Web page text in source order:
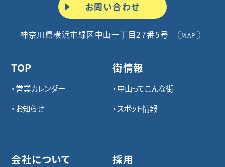
お問い合わせ
神奈川県横浜市緑区中山一丁目27番5号 MAP
TOP
営業カレンダー
お知らせ
会社について
街情報
中山ってこんな街
スポット情報
採用